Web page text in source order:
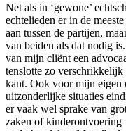
Net als in ‘gewone’
echtelieden er in de
aan tussen de partijen,
van beiden als dat nodig
van mijn cliënt een
tenslotte zo verschrikkelijk
kant. Ook voor mijn eigen
uitzonderlijke situaties
er vaak wel sprake van
zaken of